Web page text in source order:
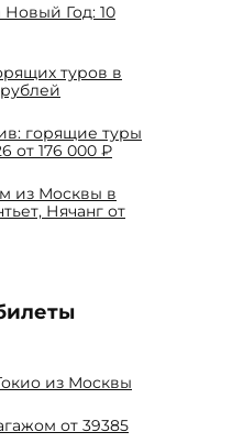
Год: 10
туров в
рублей
горящие туры
от 176 000 ₽
из Москвы в
Нячанг от
из Москвы
от 39385